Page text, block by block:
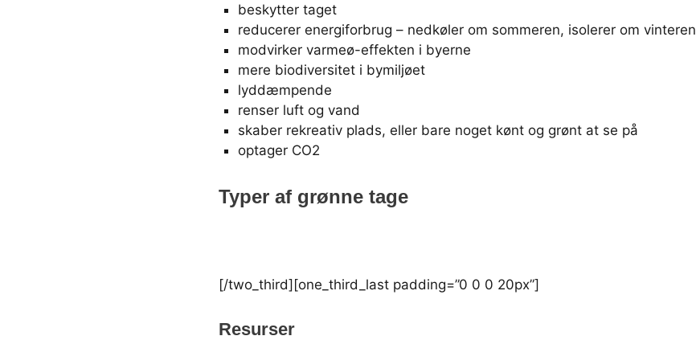
beskytter taget
reducerer energiforbrug – nedkøler om sommeren, isolerer om vinteren
modvirker varmeø-effekten i byerne
mere biodiversitet i bymiljøet
lyddæmpende
renser luft og vand
skaber rekreativ plads, eller bare noget kønt og grønt at se på
optager CO2
Typer af grønne tage
[/two_third][one_third_last padding=”0 0 0 20px”]
Resurser